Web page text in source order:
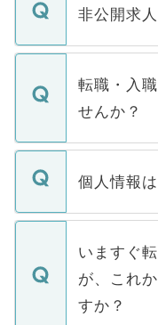
登録内容を
ます。通常
いただきま
非公開求
マイナビ
うち約3割
けない「非
下記の理由
ません。
■応募殺到
関を公にし
に、医療機
みを人材紹
ています。
転職・入
せんか？
転職・入職
ん。また、
定を承諾す
の辞退の連
個人情報
個人情報が
で、ご安心
などで収集
ご本人のキ
支援を目的
いますぐ
が、これ
すか？